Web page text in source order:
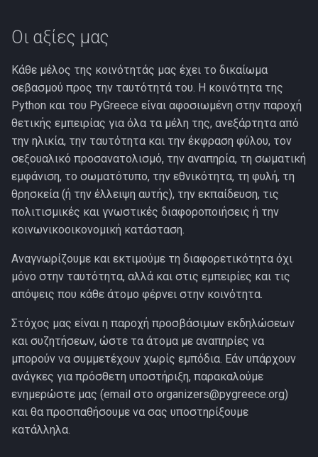
Οι αξίες μας
Κάθε μέλος της κοινότητάς μας έχει το δικαίωμα
σεβασμού προς την ταυτότητά του. Η κοινότητα της
Python και του PyGreece είναι αφοσιωμένη στην παροχή
θετικής εμπειρίας για όλα τα μέλη της, ανεξάρτητα από
την ηλικία, την ταυτότητα και την έκφραση φύλου, τον
σεξουαλικό προσανατολισμό, την αναπηρία, τη σωματική
εμφάνιση, το σωματότυπο, την εθνικότητα, τη φυλή, τη
θρησκεία (ή την έλλειψη αυτής), την εκπαίδευση, τις
πολιτισμικές και γνωστικές διαφοροποιήσεις ή την
κοινωνικοοικονομική κατάσταση.
Αναγνωρίζουμε και εκτιμούμε τη διαφορετικότητα όχι
μόνο στην ταυτότητα, αλλά και στις εμπειρίες και τις
απόψεις που κάθε άτομο φέρνει στην κοινότητα.
Στόχος μας είναι η παροχή προσβάσιμων εκδηλώσεων
και συζητήσεων, ώστε τα άτομα με αναπηρίες να
μπορούν να συμμετέχουν χωρίς εμπόδια. Εάν υπάρχουν
ανάγκες για πρόσθετη υποστήριξη, παρακαλούμε
ενημερώστε μας (email στο organizers@pygreece.org)
και θα προσπαθήσουμε να σας υποστηρίξουμε
κατάλληλα.